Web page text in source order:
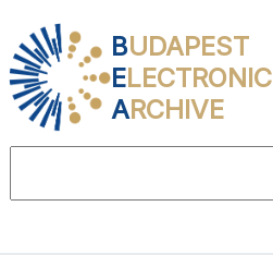
BUDAPEST
ELECTRONIC
ARCHIVE